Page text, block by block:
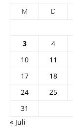
M
D
3
4
10
11
17
18
24
25
31
« Juli